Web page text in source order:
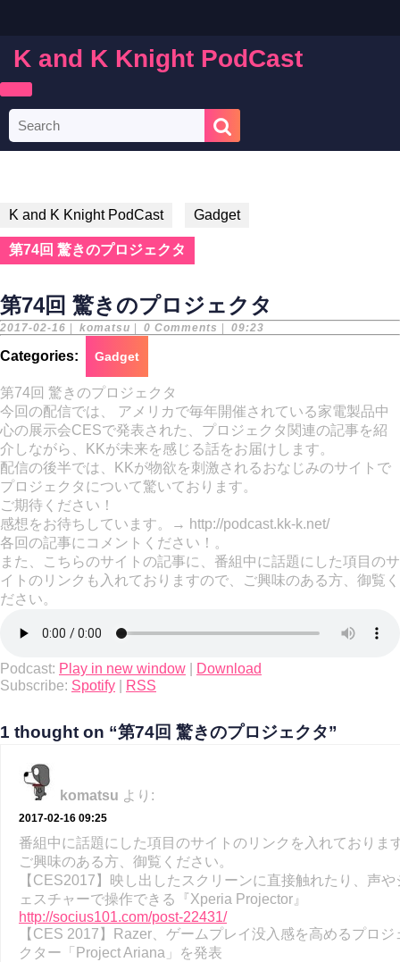
K and K Knight PodCast
Search
for:
K and K Knight PodCast Gadget
第74回 驚きのプロジェクタ
第74回 驚きのプロジェクタ
2017-02-16 2017-
16
komatsukomatsu
0 Comments 09:23
Categories: Gadget
第74回 驚きのプロジェクタ
今回の配信では、 アメリカで毎年開催されている家電製品中
心の展示会CESで発表された、プロジェクタ関連の記事を紹
介しながら、KKが未来を感じる話をお届けします。
配信の後半では、KKが物欲を刺激されるおなじみのサイトで
プロジェクタについて驚いております。
ご期待ください！
感想をお待ちしています。→ http://podcast.kk-k.net/
各回の記事にコメントください！。
また、こちらのサイトの記事に、番組中に話題にした項目のサ
イトのリンクも入れておりますので、ご興味のある方、御覧く
ださい。
Podcast: Play in new window
Download
Subscribe: Spotify RSS
1 thought on “第74回 驚きのプロジェクタ”
komatsu より:
2017-02-16 09:25
番組中に話題にした項目のサイトのリンクを入れておりま
ご興味のある方、御覧ください。
【CES2017】映し出したスクリーンに直接触れたり、声や
ェスチャーで操作できる『Xperia Projector』
http://socius101.com/post-22431/
【CES 2017】Razer、ゲームプレイ没入感を高めるプロジ
クター「Project Ariana」を発表